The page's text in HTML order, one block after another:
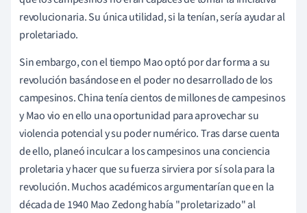
revolucionaria. Su única utilidad, si la tenían, sería ayudar al
proletariado.
Sin embargo, con el tiempo Mao optó por dar forma a su
revolución basándose en el poder no desarrollado de los
campesinos. China tenía cientos de millones de campesinos
y Mao vio en ello una oportunidad para aprovechar su
violencia potencial y su poder numérico. Tras darse cuenta
de ello, planeó inculcar a los campesinos una conciencia
proletaria y hacer que su fuerza sirviera por sí sola para la
revolución. Muchos académicos argumentarían que en la
década de 1940 Mao Zedong había "proletarizado" al